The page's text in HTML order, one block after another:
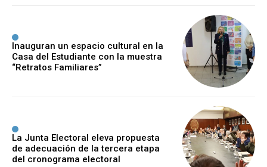
Inauguran un espacio cultural en la
Casa del Estudiante con la muestra
“Retratos Familiares”
La Junta Electoral eleva propuesta
de adecuación de la tercera etapa
del cronograma electoral